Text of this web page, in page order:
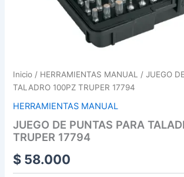
Inicio / HERRAMIENTAS MANUAL
/ JUEGO
TALADRO 100PZ TRUPER 17794
HERRAMIENTAS MANUAL
JUEGO DE PUNTAS PARA
TRUPER 17794
$ 58.000